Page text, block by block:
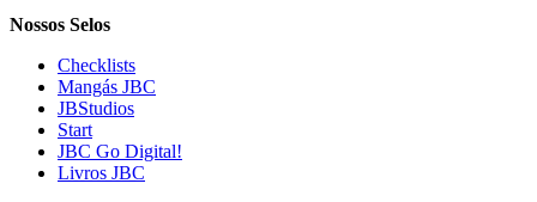
Nossos Selos
Checklists
Mangás JBC
JBStudios
Start
JBC Go Digital!
Livros JBC